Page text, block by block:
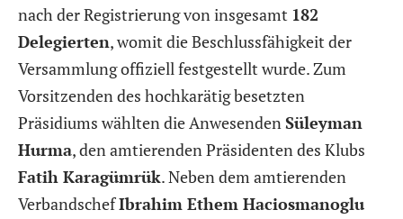
nach der Registrierung von insgesamt 182
Delegierten, womit die Beschlussfähigkeit der
Versammlung offiziell festgestellt wurde. Zum
Vorsitzenden des hochkarätig besetzten
Präsidiums wählten die AnwesendenSüleyman
Hurma, den amtierenden Präsidenten des Klubs
Fatih Karagümrük. Neben dem amtierenden
VerbandschefIbrahim Ethem Haciosmanoglu